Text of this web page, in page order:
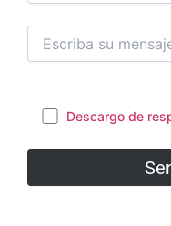
Descargo de